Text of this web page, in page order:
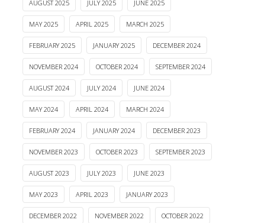
AUGUST 2025 JULY 2025 JUNE 2025
MAY 2025 APRIL 2025 MARCH 2025
FEBRUARY 2025 JANUARY 2025 DECEMBER 2024
NOVEMBER 2024 OCTOBER 2024 SEPTEMBER 2024
AUGUST 2024 JULY 2024 JUNE 2024
MAY 2024 APRIL 2024 MARCH 2024
FEBRUARY 2024 JANUARY 2024 DECEMBER 2023
NOVEMBER 2023 OCTOBER 2023 SEPTEMBER 2023
AUGUST 2023 JULY 2023 JUNE 2023
MAY 2023 APRIL 2023 JANUARY 2023
DECEMBER 2022 NOVEMBER 2022 OCTOBER 2022